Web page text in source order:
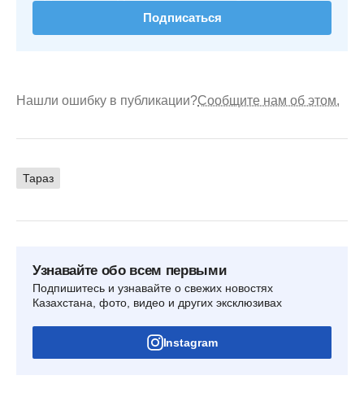
Подписаться
Нашли ошибку в публикации?Сообщите нам об этом.
Тараз
Узнавайте обо всем первыми
Подпишитесь и узнавайте о свежих новостях
Казахстана, фото, видео и других эксклюзивах
Instagram